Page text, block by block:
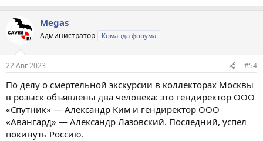
Megas
Администратор Команда форума
22 Авг 2023 #54
По делу о смертельной экскурсии в коллекторах Москвы
в розыск объявлены два человека: это гендиректор ООО
«Спутник» — Александр Ким и гендиректор ООО
«Авангард» — Александр Лазовский. Последний, успел
покинуть Россию.